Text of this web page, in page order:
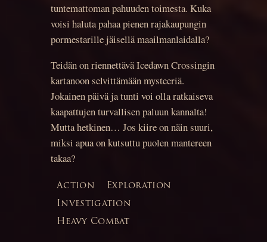
tuntemattoman pahuuden toimesta. Kuka
voisi haluta pahaa pienen rajakaupungin
pormestarille jäisellä maailmanlaidalla?
Teidän on riennettävä Icedawn Crossingin
kartanoon selvittämään mysteeriä.
Jokainen päivä ja tunti voi olla ratkaiseva
kaapattujen turvallisen paluun kannalta!
Mutta hetkinen… Jos kiire on näin suuri,
miksi apua on kutsuttu puolen mantereen
takaa?
Action
Exploration
Investigation
Heavy Combat